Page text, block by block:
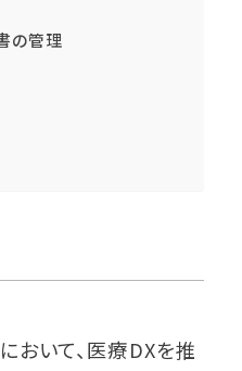
の管理
おいて、医療DXを推